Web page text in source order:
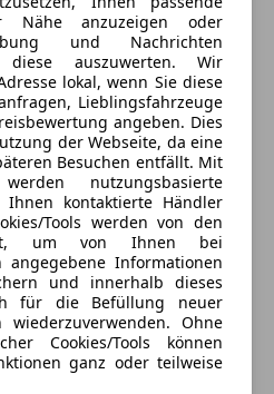
Nähe anzuzeigen oder
und Nachrichten
auszuwerten. Wir
lokal, wenn Sie diese
Lieblingsfahrzeuge
angeben. Dies
der Webseite, da eine
Besuchen entfällt. Mit
nutzungsbasierte
kontaktierte Händler
Tools werden von den
um von Ihnen bei
angegebene Informationen
und innerhalb dieses
für die Befüllung neuer
wiederzuverwenden. Ohne
Cookies/Tools können
ganz oder teilweise